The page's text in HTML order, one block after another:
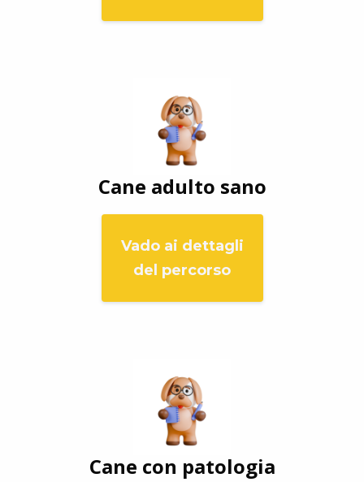
Cane adulto sano
Vado ai dettagli
del percorso
Cane con patologia